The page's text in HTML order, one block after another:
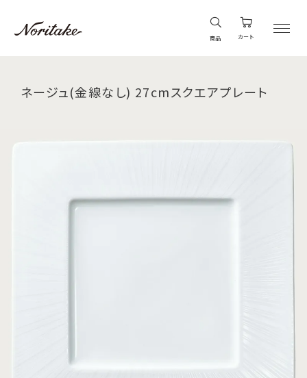
商品 カート
ネージュ(金線なし) 27cmスクエアプレート